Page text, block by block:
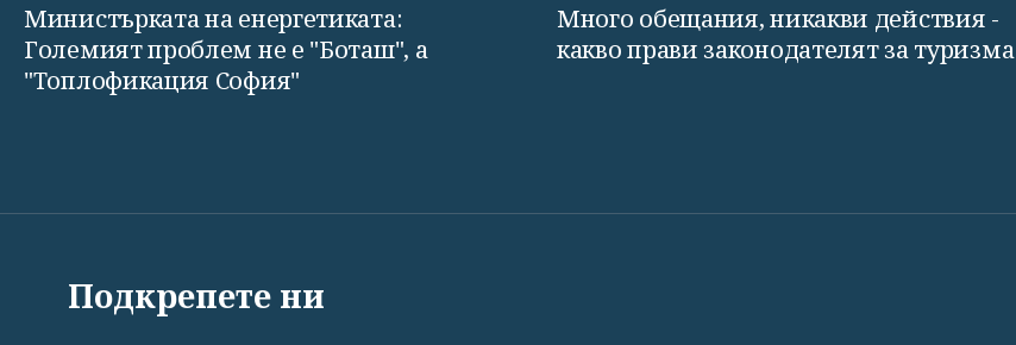
Министърката на енергетиката:
Големият проблем не е "Боташ", а
"Топлофикация София"
Много обещания, никакви действия -
какво прави законодателят за туризма
Подкрепете ни